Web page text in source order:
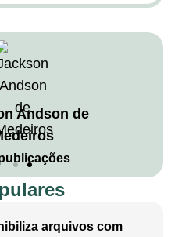
Andson de
arquivos com